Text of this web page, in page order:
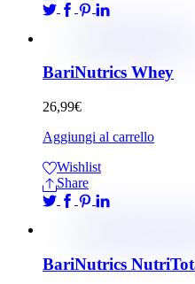
BariNutrics Whey
26,99€
Aggiungi al carrello
Wishlist
Share
BariNutrics